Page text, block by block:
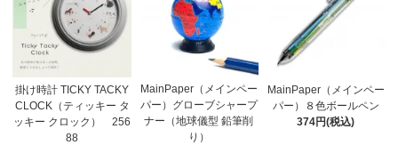
掛け時計 TICKY TACKY
CLOCK（ティッキー タ
ッキー クロック） 256
88
MainPaper（メインペー
パー）グローブシャープ
ナー（地球儀型 鉛筆削
り）
MainPaper（メインペー
パー）８色ボールペン
374円(税込)